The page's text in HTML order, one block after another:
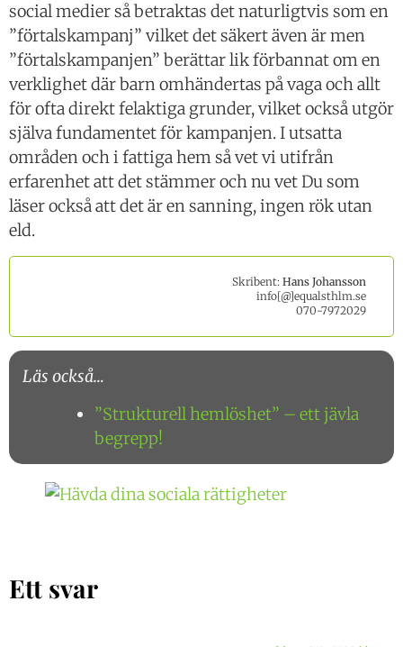
social medier så betraktas det naturligtvis som en
”förtalskampanj” vilket det säkert även är men
”förtalskampanjen” berättar lik förbannat om en
verklighet där barn omhändertas på vaga och allt
för ofta direkt felaktiga grunder, vilket också utgör
själva fundamentet för kampanjen. I utsatta
områden och i fattiga hem så vet vi utifrån
erfarenhet att det stämmer och nu vet Du som
läser också att det är en sanning, ingen rök utan
eld.
Skribent: Hans Johansson
info[@]equalsthlm.se
070-7972029
Läs också…
”Strukturell hemlöshet” – ett jävla
begrepp!
Ett svar